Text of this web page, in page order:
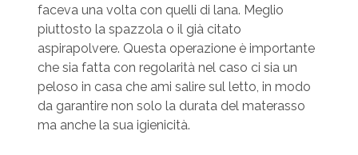
faceva una volta con quelli di lana. Meglio
piuttosto la spazzola o il già citato
aspirapolvere. Questa operazione è importante
che sia fatta con regolarità nel caso ci sia un
peloso in casa che ami salire sul letto, in modo
da garantire non solo la durata del materasso
ma anche la sua igienicità.